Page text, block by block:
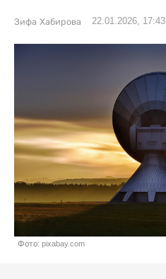
Зифа Хабирова 22.01.2026, 17:43
Фото: pixabay.com